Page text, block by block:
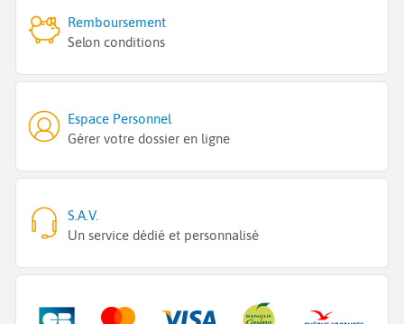
Remboursement
Selon conditions
Espace Personnel
Gérer votre dossier en ligne
S.A.V.
Un service dédié et personnalisé